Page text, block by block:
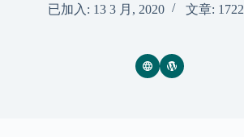
已加入: 13 3 月, 2020 文章: 1722